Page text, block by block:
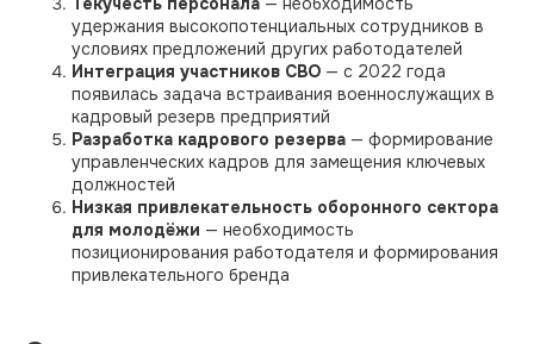
удержания высокопотенциальных сотрудников в
условиях предложений других работодателей
Интеграция участников СВО — с 2022 года
появилась задача встраивания военнослужащих в
кадровый резерв предприятий
Разработка кадрового резерва — формирование
управленческих кадров для замещения ключевых
должностей
Низкая привлекательность оборонного сектора
для молодёжи — необходимость
позиционирования работодателя и формирования
привлекательного бренда